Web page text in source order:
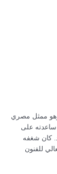
الشرقية، وهو ممثل مصري
على
كان شغفه
للفنون